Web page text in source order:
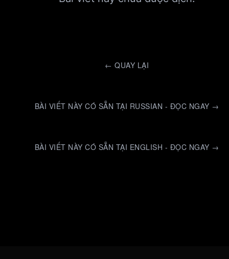
← QUAY LẠI
BÀI VIẾT NÀY CÓ SẴN TẠI RUSSIAN - ĐỌC NGAY →
BÀI VIẾT NÀY CÓ SẴN TẠI ENGLISH - ĐỌC NGAY →